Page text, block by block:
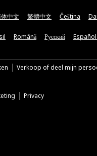
中文 繁體中文 Čeština
Română Русский
Verkoop of deel mijn
Privacy